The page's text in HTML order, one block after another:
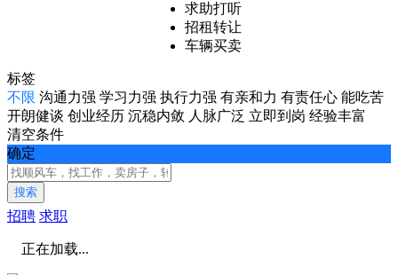
求助打听
招租转让
车辆买卖
标签
不限 沟通力强 学习力强 执行力强 有亲和力 有责任心 能吃苦
开朗健谈 创业经历 沉稳内敛 人脉广泛 立即到岗 经验丰富
清空条件
确定
搜索
招聘 求职
正在加载...